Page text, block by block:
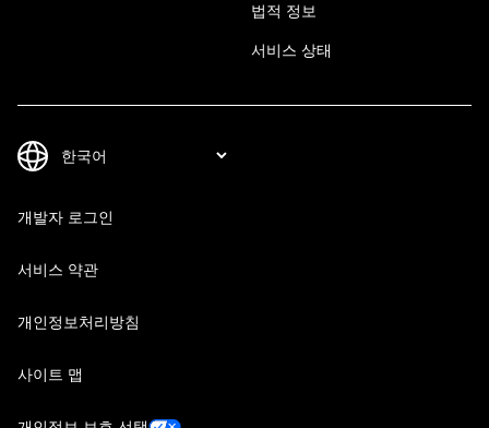
법적 정보
서비스 상태
개발자 로그인
서비스 약관
개인정보처리방침
사이트 맵